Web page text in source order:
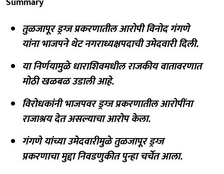
तुळजापूर ड्रग्ज प्रकरणातील आरोपी विनोद गंगणे
यांना भाजपने थेट नगराध्यक्षपदाची उमेदवारी दिली.
या निर्णयामुळे धाराशिवमधील राजकीय वातावरणात
मोठी खळबळ उडाली आहे.
विरोधकांनी भाजपवर ड्रग्ज प्रकरणातील आरोपींना
राजाश्रय देत असल्याचा आरोप केला.
गंगणे यांच्या उमेदवारीमुळे तुळजापूर ड्रग्ज
प्रकरणाचा मुद्दा निवडणुकीत पुन्हा चर्चेत आला.